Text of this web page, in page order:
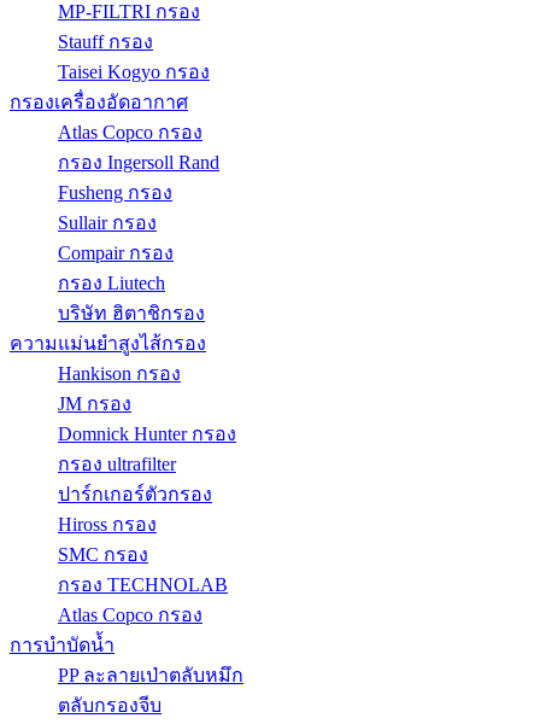
MP-FILTRI กรอง
Stauff กรอง
Taisei Kogyo กรอง
กรองเครื่องอัดอากาศ
Atlas Copco กรอง
กรอง Ingersoll Rand
Fusheng กรอง
Sullair กรอง
Compair กรอง
กรอง Liutech
บริษัท ฮิตาชิกรอง
ความแม่นยำสูงไส้กรอง
Hankison กรอง
JM กรอง
Domnick Hunter กรอง
กรอง ultrafilter
ปาร์กเกอร์ตัวกรอง
Hiross กรอง
SMC กรอง
กรอง TECHNOLAB
Atlas Copco กรอง
การบำบัดน้ำ
PP ละลายเป่าตลับหมึก
ตลับกรองจีบ